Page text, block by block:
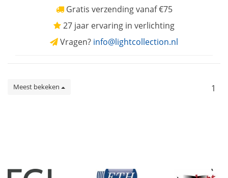
Gratis verzending vanaf €75
27 jaar ervaring in verlichting
Vragen? info@lightcollection.nl
Meest bekeken 1